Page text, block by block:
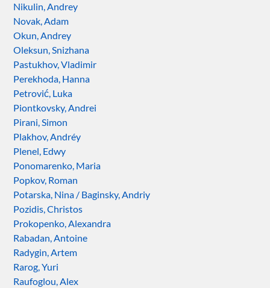
Nikulin, Andrey
Novak, Adam
Okun, Andrey
Oleksun, Snizhana
Pastukhov, Vladimir
Perekhoda, Hanna
Petrović, Luka
Piontkovsky, Andrei
Pirani, Simon
Plakhov, Andréy
Plenel, Edwy
Ponomarenko, Maria
Popkov, Roman
Potarska, Nina / Baginsky, Andriy
Pozidis, Christos
Prokopenko, Alexandra
Rabadan, Antoine
Radygin, Artem
Rarog, Yuri
Raufoglou, Alex